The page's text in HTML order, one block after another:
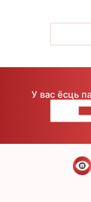
У вас ёсць